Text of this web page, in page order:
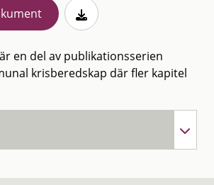
en del av publikationsserien
krisberedskap där fler kapitel